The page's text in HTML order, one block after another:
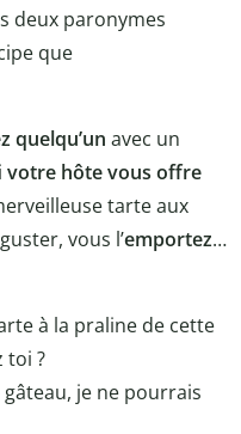
deux paronymes
que
quelqu’un avec un
votre hôte vous offre
tarte aux
vous l’emportez…
à la praline de cette
toi ?
gâteau, je ne pourrais